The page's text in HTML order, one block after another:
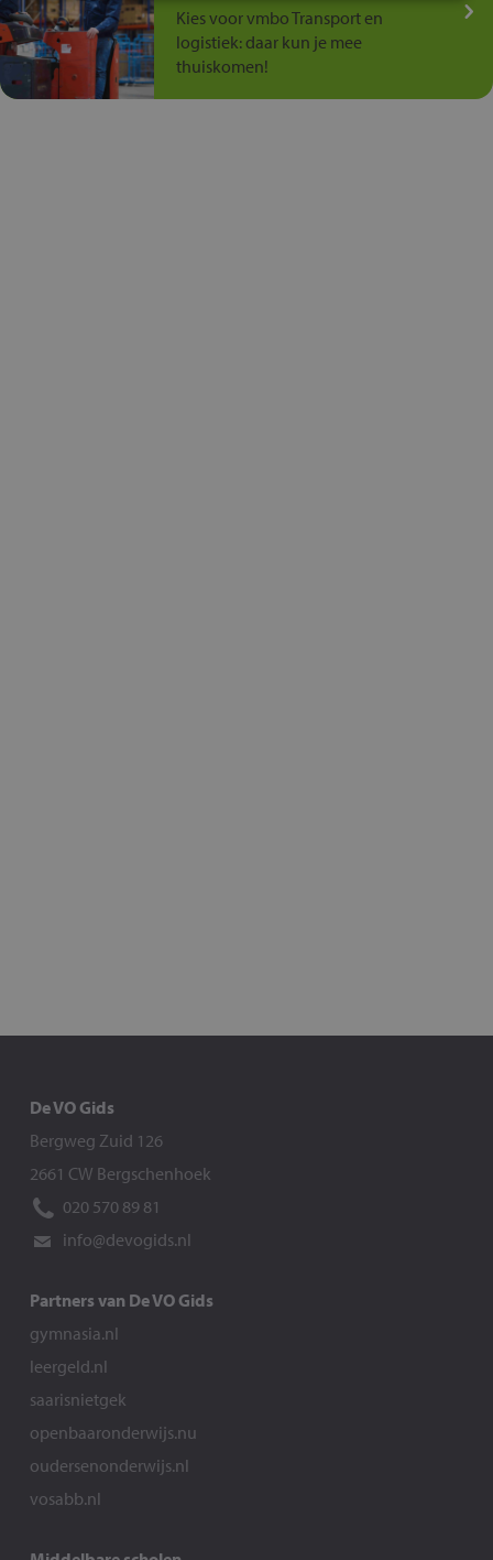
Kies voor vmbo Transport en
logistiek: daar kun je mee
thuiskomen!
De VO Gids
Bergweg Zuid 126
2661 CW Bergschenhoek
020 570 89 81
info@devogids.nl
Partners van De VO Gids
gymnasia.nl
leergeld.nl
saarisnietgek
openbaaronderwijs.nu
oudersenonderwijs.nl
vosabb.nl